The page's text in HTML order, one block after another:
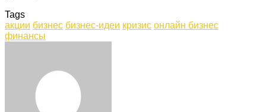
Tags
акции бизнес бизнес-идеи кризис онлайн бизнес
финансы